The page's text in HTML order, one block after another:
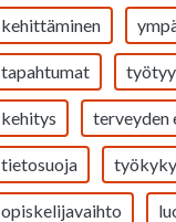
kehittäminen
tapahtumat
kehitys terveyden
tietosuoja työkyky
opiskelijavaihto